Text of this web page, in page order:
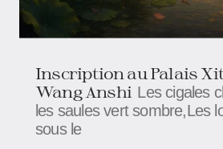
Inscription au Palais
Wang Anshi Les cigales
les saules vert sombre,Les
sous le